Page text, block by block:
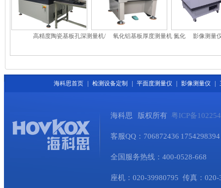
高精度陶瓷基板孔深测量机/
氧化铝基板厚度测量机 氮化
影像测量
海科思首页 检测设备定制 平面度测量仪 影像测量仪
海科思 版权所有 粤ICP备
客服QQ：706872436
全国服务热线：400-0528-668
座机：020-39980795 传真：